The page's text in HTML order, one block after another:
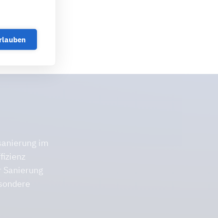
im
Sanierung